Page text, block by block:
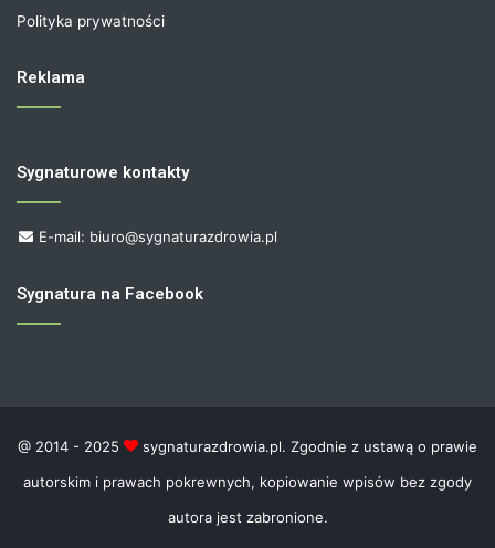
Polityka prywatności
Reklama
Sygnaturowe kontakty
E-mail: biuro@sygnaturazdrowia.pl
Sygnatura na Facebook
@ 2014 - 2025
sygnaturazdrowia.pl. Zgodnie z ustawą o prawie
autorskim i prawach pokrewnych, kopiowanie wpisów bez zgody
autora jest zabronione.